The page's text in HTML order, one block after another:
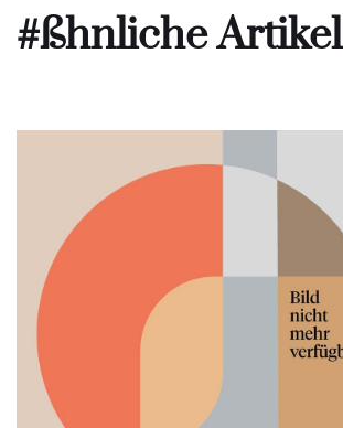
#ßhnliche Artikel